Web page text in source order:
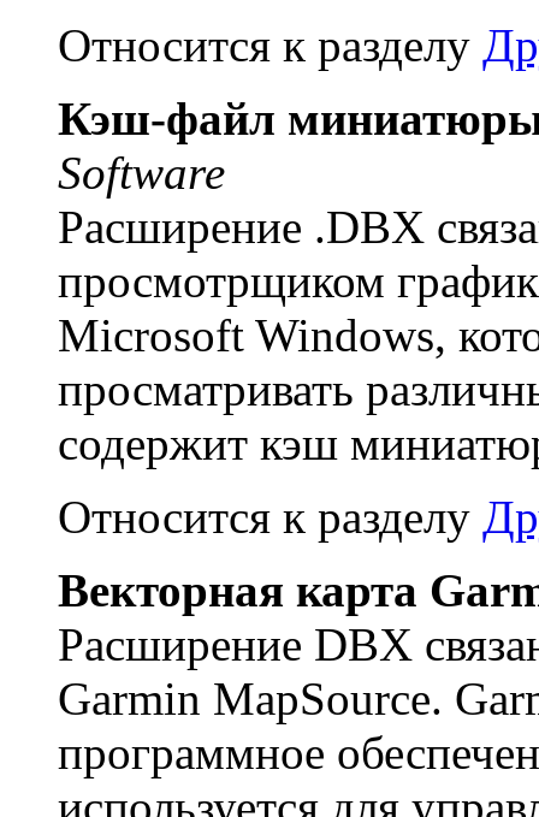
Относится к разделу
Кэш-файл
Software
Расширение .DBX
просмотрщиком
Microsoft Windows,
просматривать
содержит кэш
Относится к разделу
Векторная карта
Расширение DBX
Garmin MapSource.
программное